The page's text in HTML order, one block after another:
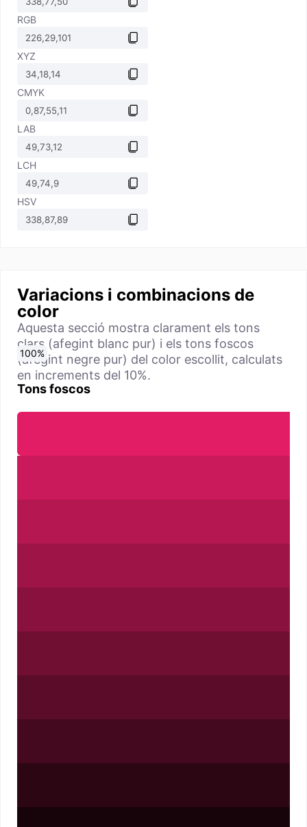
RGB
XYZ
CMYK
LAB
LCH
HSV
Variacions i combinacions de
color
Aquesta secció mostra clarament els tons
clars (afegint blanc pur) i els tons foscos
(afegint negre pur) del color escollit, calculats
en increments del 10%.
Tons foscos
0%
10%
20%
30%
40%
50%
60%
70%
80%
90%
100%